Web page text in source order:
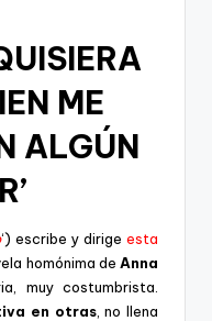
ME
ALGÚN
‘) escribe y dirigeesta
homónima de Anna
muy costumbrista.
en otras, no llena